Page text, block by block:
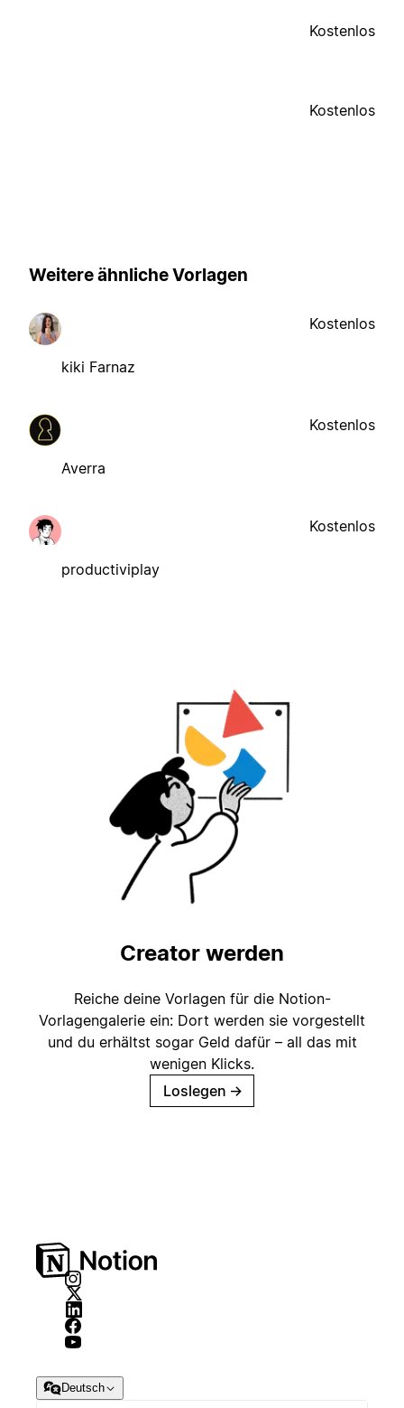
Kostenlos
Kostenlos
Weitere ähnliche Vorlagen
kiki Farnaz
Kostenlos
Averra
Kostenlos
productiviplay
Kostenlos
Creator werden
Reiche deine Vorlagen für die Notion-
Vorlagengalerie ein: Dort werden sie vorgestellt
und du erhältst sogar Geld dafür – all das mit
wenigen Klicks.
Loslegen →
Deutsch